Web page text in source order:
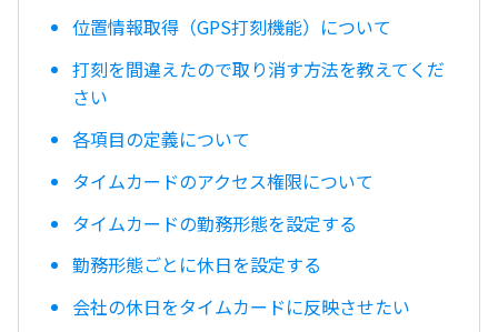
位置情報取得（GPS打刻機能）について
打刻を間違えたので取り消す方法を教えてくだ
さい
各項目の定義について
タイムカードのアクセス権限について
タイムカードの勤務形態を設定する
勤務形態ごとに休日を設定する
会社の休日をタイムカードに反映させたい